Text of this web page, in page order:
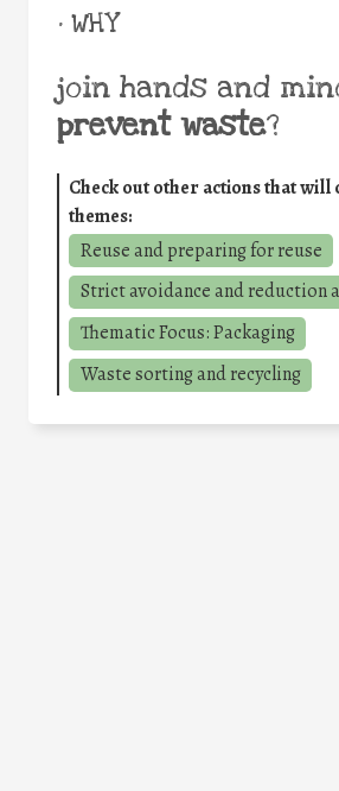
• WHY
join hands and
prevent waste?
Check out other actions that will
themes:
Reuse and preparing for reuse
Strict avoidance and reduction
Thematic Focus: Packaging
Waste sorting and recycling